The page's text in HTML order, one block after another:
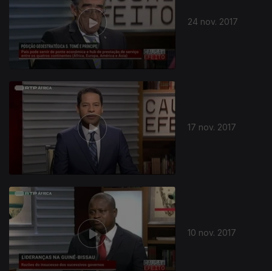
24 nov. 2017
17 nov. 2017
10 nov. 2017